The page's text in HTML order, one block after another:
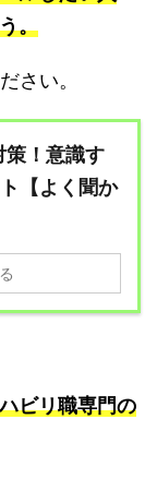
。
さい。
策！意識す
【よく聞か
ビリ職専門の